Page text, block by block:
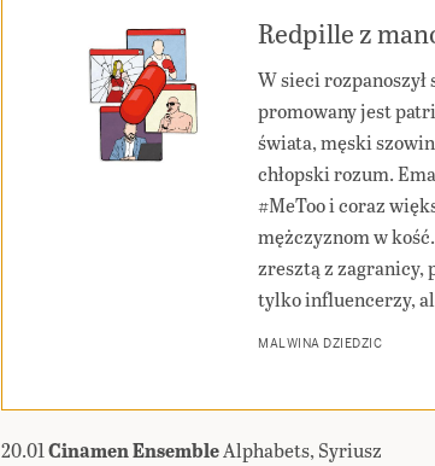
Redpille z
W sieci rozpanoszył
promowany jest
świata, męski
chłopski rozum.
#MeToo i coraz
mężczyznom w
zresztą z zagranicy,
tylko influencerzy,
MALWINA DZIEDZIC
20.01Cinamen EnsembleAlphabets, Syriusz